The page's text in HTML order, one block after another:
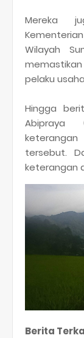
Mereka
Wilayah
pelaku
Hingga
Abipraya
tersebut.
keterangan
Berita